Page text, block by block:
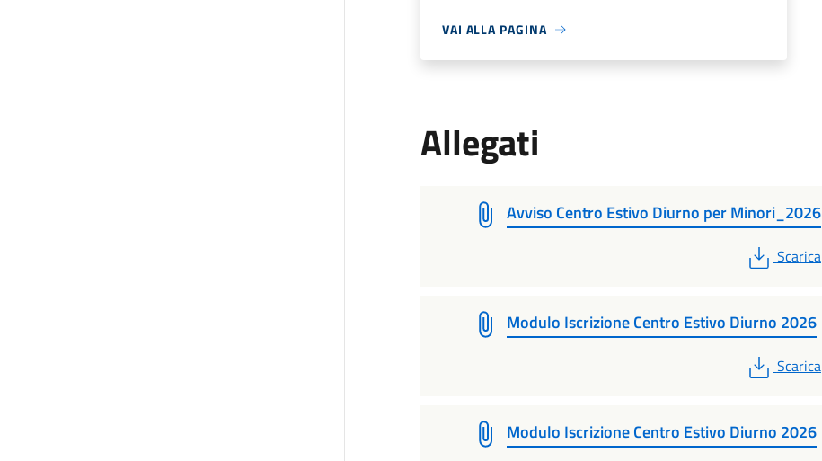
VAI ALLA PAGINA
Allegati
Avviso Centro Estivo Diurno per Minori_2026
PDF
Scarica
Modulo Iscrizione Centro Estivo Diurno 2026
PDF
Scarica
Modulo Iscrizione Centro Estivo Diurno 2026